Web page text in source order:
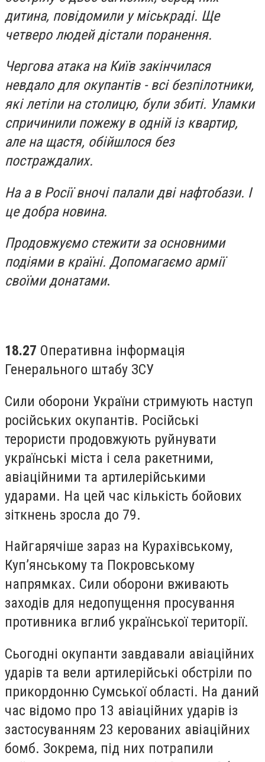
дитина, повідомили у міськраді. Ще
четверо людей дістали поранення.
Чергова атака на Київ закінчилася
невдало для окупантів - всі безпілотники,
які летіли на столицю, були збиті. Уламки
спричинили пожежу в одній із квартир,
але на щастя, обійшлося без
постраждалих.
На а в Росії вночі палали дві нафтобази. І
це добра новина.
Продовжуємо стежити за основними
подіями в країні. Допомагаємо армії
своїми донатами.
18.27 Оперативна інформація
Генерального штабу ЗСУ
Сили оборони України стримують наступ
російських окупантів. Російські
терористи продовжують руйнувати
українські міста і села ракетними,
авіаційними та артилерійськими
ударами. На цей час кількість бойових
зіткнень зросла до 79.
Найгарячіше зараз на Курахівському,
Куп’янському та Покровському
напрямках. Сили оборони вживають
заходів для недопущення просування
противника вглиб української території.
Сьогодні окупанти завдавали авіаційних
ударів та вели артилерійські обстріли по
прикордонню Сумської області. На даний
час відомо про 13 авіаційних ударів із
застосуванням 23 керованих авіаційних
бомб. Зокрема, під них потрапили